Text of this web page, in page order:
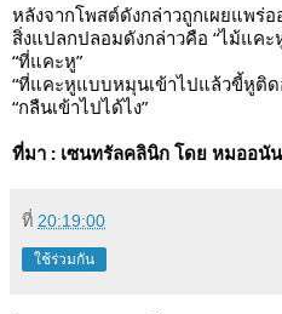
หลังจากโพสต์ดังกล่าวถูกเผยแพร่
สิ่งแปลกปลอมดังกล่าวคือ “ไม้แคะ
“ที่แคะหู”
“ที่แคะหูแบบหมุนเข้าไปแล้วขี้หูติด
“กลืนเข้าไปได้ไง”
ที่มา : เซนทรัลคลินิก โดย หมออนั
ที่ 20:19:00
ใช้ร่วมกัน